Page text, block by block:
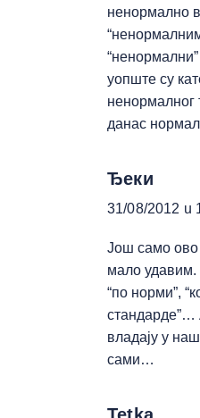
ненормално
уопште су
данас
Ђеки
31/08/2012 u
Још само ово
мало удавим.
“по норми”,
стандарде”…
владају у
сами…